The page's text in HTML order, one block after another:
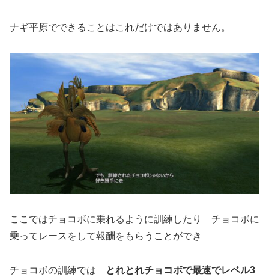
ナギ平原でできることはこれだけではありません。
ここではチョコボに乗れるように訓練したり チョコボに
乗ってレースをして報酬をもらうことができ
チョコボの訓練では
とれとれチョコボで最速でレベル3